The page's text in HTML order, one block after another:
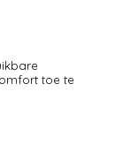
toe te